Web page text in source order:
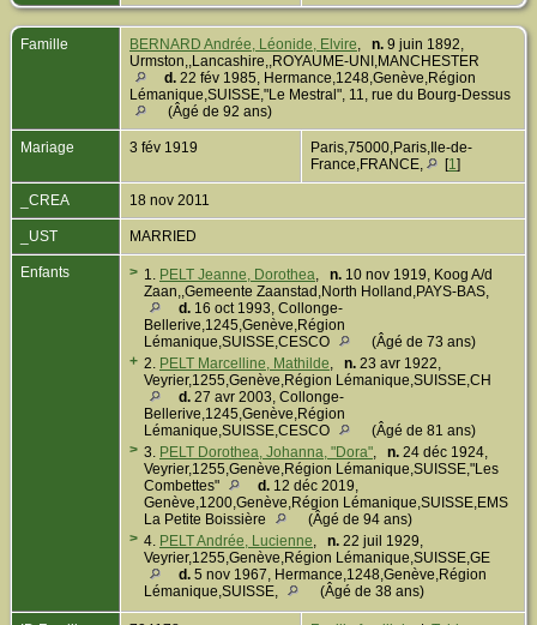
Famille BERNARD Andrée, Léonide, Elvire, n. 9 juin 1892,
Urmston,,Lancashire,,ROYAUME-UNI,MANCHESTER
d. 22 fév 1985, Hermance,1248,Genève,Région
Lémanique,SUISSE,"Le Mestral", 11, rue du Bourg-Dessus
(Âgé de 92 ans)
Mariage 3 fév 1919
Paris,75000,Paris,Ile-de-
France,FRANCE,
[1]
_CREA 18 nov 2011
_UST MARRIED
Enfants > 1. PELT Jeanne, Dorothea, n. 10 nov 1919, Koog A/d
Zaan,,Gemeente Zaanstad,North Holland,PAYS-BAS,
d. 16 oct 1993, Collonge-
Bellerive,1245,Genève,Région
Lémanique,SUISSE,CESCO
(Âgé de 73 ans)
+ 2. PELT Marcelline, Mathilde, n. 23 avr 1922,
Veyrier,1255,Genève,Région Lémanique,SUISSE,CH
d. 27 avr 2003, Collonge-
Bellerive,1245,Genève,Région
Lémanique,SUISSE,CESCO
(Âgé de 81 ans)
> 3. PELT Dorothea, Johanna, "Dora", n. 24 déc 1924,
Veyrier,1255,Genève,Région Lémanique,SUISSE,"Les
Combettes"
d. 12 déc 2019,
Genève,1200,Genève,Région Lémanique,SUISSE,EMS
La Petite Boissière
(Âgé de 94 ans)
> 4. PELT Andrée, Lucienne, n. 22 juil 1929,
Veyrier,1255,Genève,Région Lémanique,SUISSE,GE
d. 5 nov 1967, Hermance,1248,Genève,Région
Lémanique,SUISSE,
(Âgé de 38 ans)